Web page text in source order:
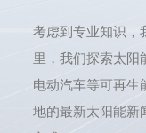
考虑到专业知识，
里，我们探索太阳
电动汽车等可再生
地的最新太阳能新